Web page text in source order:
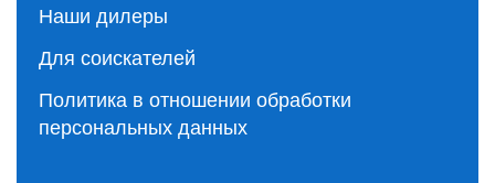
Наши дилеры
Для соискателей
Политика в отношении обработки
персональных данных